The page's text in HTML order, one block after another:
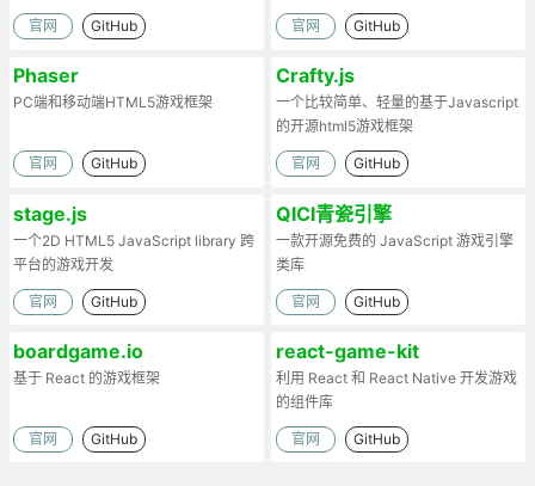
官网 GitHub 官网 GitHub
Phaser
PC端和移动端HTML5游戏框架
官网 GitHub
Crafty.js
一个比较简单、轻量的基于Javascript
的开源html5游戏框架
官网 GitHub
stage.js
一个2D HTML5 JavaScript library 跨
平台的游戏开发
官网 GitHub
QICI青瓷引擎
一款开源免费的 JavaScript 游戏引擎
类库
官网 GitHub
boardgame.io
基于 React 的游戏框架
官网 GitHub
react-game-kit
利用 React 和 React Native 开发游戏
的组件库
官网 GitHub